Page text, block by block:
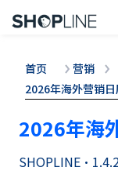
首页
营销
2026年海外营销
2026年海
SHOPLINE •